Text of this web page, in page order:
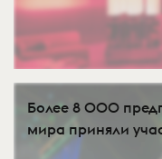
Более 8 000
мира приняли